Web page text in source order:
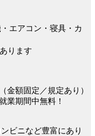
エアコン・寝具・カ
ります
金額固定／規定あり）
業期間中無料！
ビニなど豊富にあり